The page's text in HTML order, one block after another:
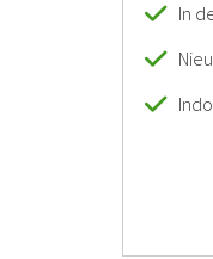
In